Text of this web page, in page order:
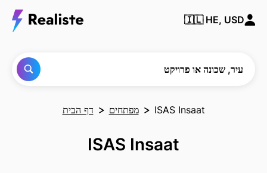
🇮🇱 HE, USD
עיר, שכונה או פרויקט
דף הבית מפתחים ISAS Insaat
ISAS Insaat